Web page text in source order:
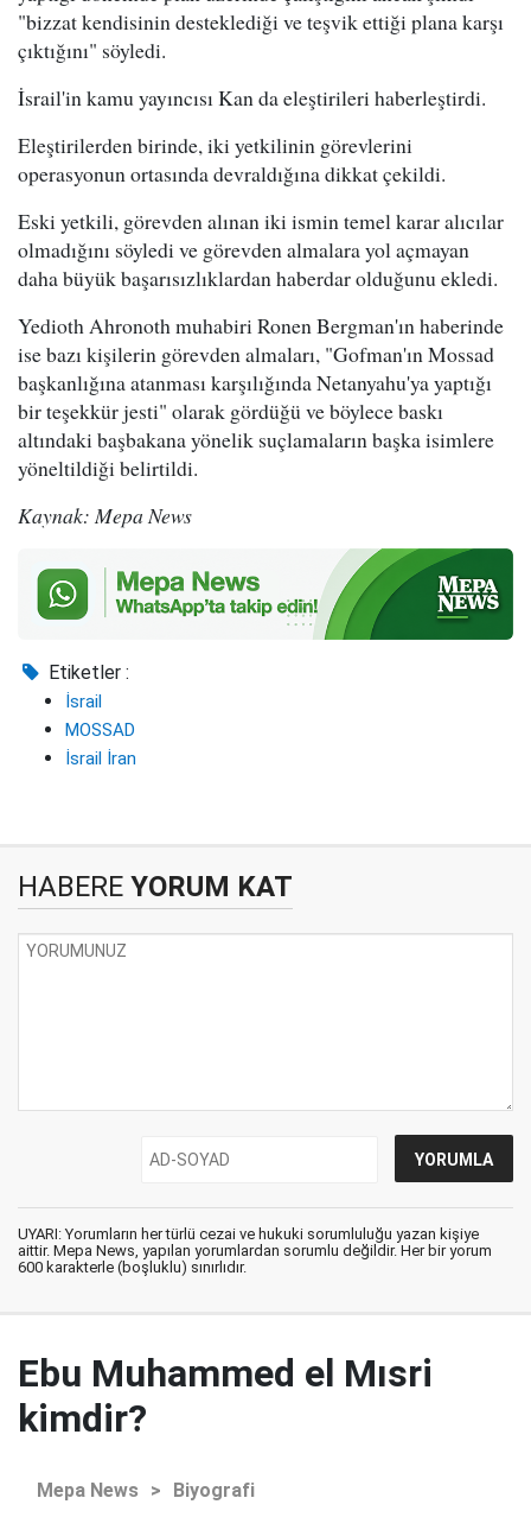
"bizzat kendisinin desteklediği ve teşvik ettiği plana karşı
çıktığını" söyledi.
İsrail'in kamu yayıncısı Kan da eleştirileri haberleştirdi.
Eleştirilerden birinde, iki yetkilinin görevlerini
operasyonun ortasında devraldığına dikkat çekildi.
Eski yetkili, görevden alınan iki ismin temel karar alıcılar
olmadığını söyledi ve görevden almalara yol açmayan
daha büyük başarısızlıklardan haberdar olduğunu ekledi.
Yedioth Ahronoth muhabiri Ronen Bergman'ın haberinde
ise bazı kişilerin görevden almaları, "Gofman'ın Mossad
başkanlığına atanması karşılığında Netanyahu'ya yaptığı
bir teşekkür jesti" olarak gördüğü ve böylece baskı
altındaki başbakana yönelik suçlamaların başka isimlere
yöneltildiği belirtildi.
Kaynak: Mepa News
Etiketler :
İsrail
MOSSAD
İsrail İran
HABERE YORUM KAT
UYARI: Yorumların her türlü cezai ve hukuki sorumluluğu yazan kişiye
aittir. Mepa News, yapılan yorumlardan sorumlu değildir. Her bir yorum
600 karakterle (boşluklu) sınırlıdır.
Ebu Muhammed el Mısri
kimdir?
Mepa News > Biyografi